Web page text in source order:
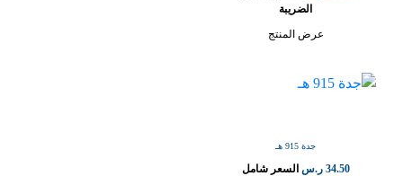
الضريبة
عرض المنتج
جدة 915 هـ
34.50 ر.س السعر شامل